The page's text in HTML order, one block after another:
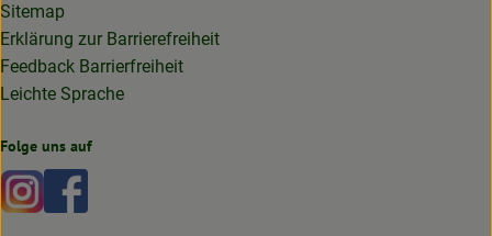
Sitemap
Erklärung zur Barrierefreiheit
Feedback Barrierfreiheit
Leichte Sprache
Folge uns auf
Externer Link zu https://www.instagram.com/